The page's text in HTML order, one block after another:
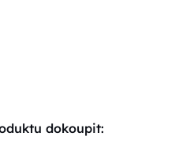
dokoupit: